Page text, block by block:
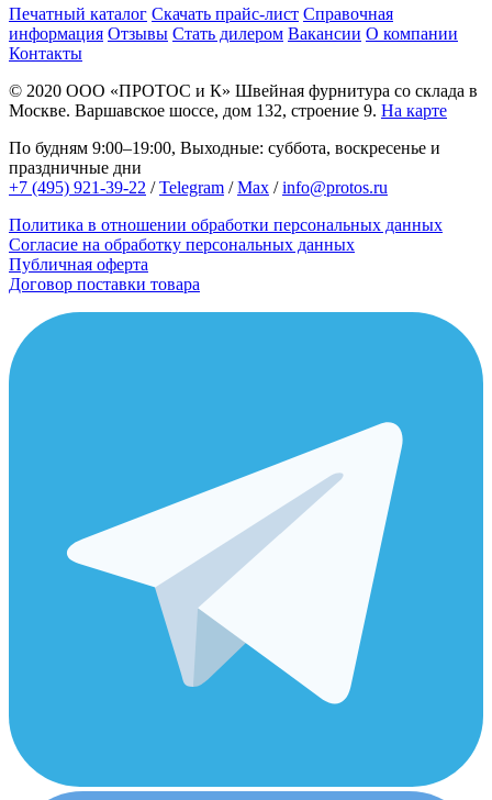
Печатный каталог Скачать прайс-лист Справочная
информация Отзывы Стать дилером Вакансии О компании
Контакты
© 2020 ООО «ПРОТОС и К» Швейная фурнитура со склада в
Москве. Варшавское шоссе, дом 132, строение 9. На карте
По будням 9:00–19:00, Выходные: суббота, воскресенье и
праздничные дни
+7 (495) 921-39-22 /Telegram /Max /info@protos.ru
Политика в отношении обработки персональных данных
Согласие на обработку персональных данных
Публичная оферта
Договор поставки товара